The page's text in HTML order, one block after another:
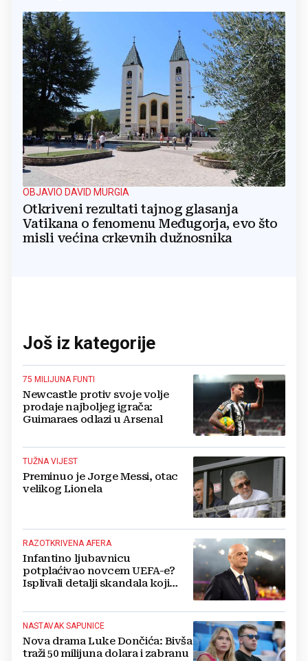
OBJAVIO DAVID MURGIA
Otkriveni rezultati tajnog glasanja
Vatikana o fenomenu Međugorja, evo što
misli većina crkevnih dužnosnika
Još iz kategorije
75 MILIJUNA FUNTI
Newcastle protiv svoje volje
prodaje najboljeg igrača:
Guimaraes odlazi u Arsenal
TUŽNA VIJEST
Preminuo je Jorge Messi, otac
velikog Lionela
RAZOTKRIVENA AFERA
Infantino ljubavnicu
potplaćivao novcem UEFA-e?
Isplivali detalji skandala koji
NASTAVAK SAPUNICE
Nova drama Luke Dončića: Bivša
traži 50 milijuna dolara i zabranu